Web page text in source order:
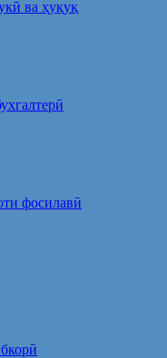
ва ҳуқуқ
фосилавӣ